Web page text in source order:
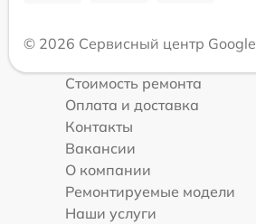
© 2026 Сервисный центр Google
Стоимость ремонта
Оплата и доставка
Контакты
Вакансии
О компании
Ремонтируемые модели
Наши услуги